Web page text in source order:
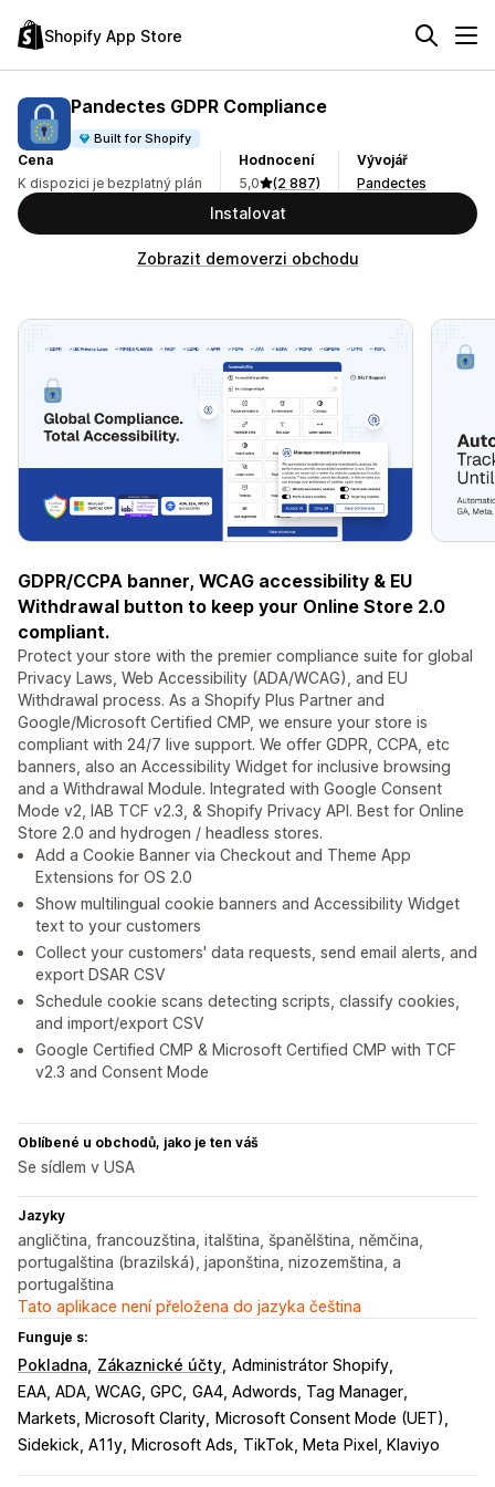
Shopify App Store
Pandectes GDPR Compliance
Built for Shopify
Cena
K dispozici je bezplatný plán
Hodnocení
5,0
(2 887)
Vývojář
Pandectes
Instalovat
Zobrazit demoverzi obchodu
GDPR/CCPA banner, WCAG accessibility & EU
Withdrawal button to keep your Online Store 2.0
compliant.
Protect your store with the premier compliance suite for global
Privacy Laws, Web Accessibility (ADA/WCAG), and EU
Withdrawal process. As a Shopify Plus Partner and
Google/Microsoft Certified CMP, we ensure your store is
compliant with 24/7 live support. We offer GDPR, CCPA, etc
banners, also an Accessibility Widget for inclusive browsing
and a Withdrawal Module. Integrated with Google Consent
Mode v2, IAB TCF v2.3, & Shopify Privacy API. Best for Online
Store 2.0 and hydrogen / headless stores.
Add a Cookie Banner via Checkout and Theme App
Extensions for OS 2.0
Show multilingual cookie banners and Accessibility Widget
text to your customers
Collect your customers' data requests, send email alerts, and
export DSAR CSV
Schedule cookie scans detecting scripts, classify cookies,
and import/export CSV
Google Certified CMP & Microsoft Certified CMP with TCF
v2.3 and Consent Mode
Oblíbené u obchodů, jako je ten váš
Se sídlem v USA
Jazyky
angličtina, francouzština, italština, španělština, němčina,
portugalština (brazilská), japonština, nizozemština, a
portugalština
Tato aplikace není přeložena do jazyka čeština
Funguje s:
Pokladna Zákaznické účty Administrátor Shopify
EAA, ADA, WCAG, GPC GA4, Adwords, Tag Manager
Markets, Microsoft Clarity
Microsoft Consent Mode (UET)
Sidekick, A11y, Microsoft Ads
TikTok, Meta Pixel, Klaviyo